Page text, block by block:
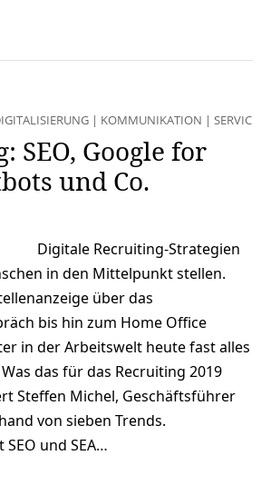
| KOMMUNIKATION | SERVICES
SEO, Google for
und Co.
Digitale Recruiting-Strategien
in den Mittelpunkt stellen.
über das
bis hin zum Home Office
in der Arbeitswelt heute fast alles
das für das Recruiting 2019
Steffen Michel, Geschäftsführer
von sieben Trends.
und SEA…